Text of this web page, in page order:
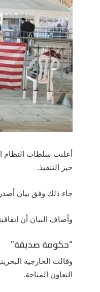
أعلنت سلطات النظام
حيز التنفيذ.
جاء ذلك وفق بيان أصدرته وزارة
وأضاف البيان أن
“حكومة صديقة”
وقالت الخارجية
التعاون المتاحة.